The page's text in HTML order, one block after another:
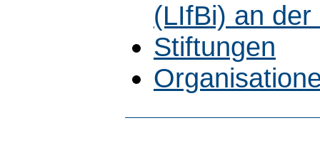
(LIfBi) an
Stiftungen